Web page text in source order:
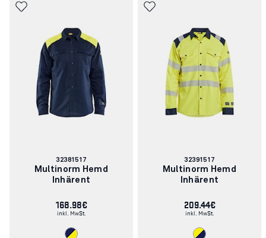
Artikelnummer:
32381517
Multinorm Hemd
Inhärent
168.98€
inkl. MwSt.
Artikelnummer:
32391517
Multinorm Hemd
Inhärent
209.44€
inkl. MwSt.